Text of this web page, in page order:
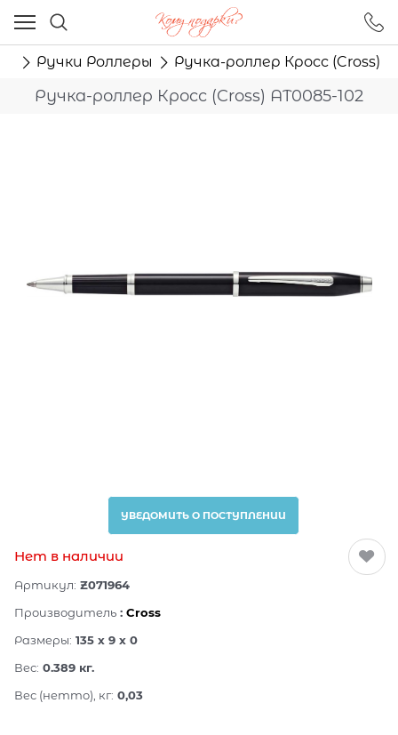
Ручки Роллеры Ручка-роллер Кросс (Cross)
Ручка-роллер Кросс (Cross) AT0085-102
УВЕДОМИТЬ О ПОСТУПЛЕНИИ
Нет в наличии
Артикул: Z071964
Производитель : Cross
Размеры: 135 x 9 x 0
Вес: 0.389 кг.
Вес (нетто), кг: 0,03
Ваш город - Москва,
угадали?
ДА НЕТ